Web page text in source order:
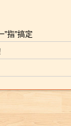
的殘酷青春期。就在
他即將融入新學校之
作劇把奧吉的自信打
的真相究竟是什麼？
內幕？在充滿潛規則
的中學校園，一不小
心，就會從「受歡
退？她的修煉會不會
2013代表性圖書 《洪
飛快、「閃」功超群
的快閃貓， 一身軟綿
變色的變色羊， 肚子
法」的雙胞胎猴正經
廬山真面目的雲校
長、 外表凶狠內心少
女的班導師臭臉獅、
指”搞定